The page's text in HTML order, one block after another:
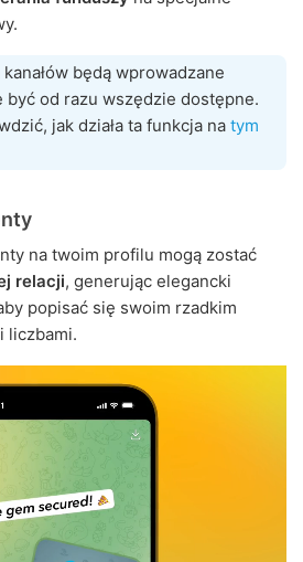
będą wprowadzane
być od razu wszędzie dostępne.
jak działa ta funkcja na tym
na twoim profilu mogą zostać
relacji, generując elegancki
popisać się swoim rzadkim
liczbami.